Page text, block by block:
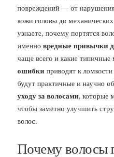
ПОЖАЛОВАТЬСЯ
повреждений — от
кожи головы до
узнаете, почему портятся
именно вредные привычки
чаще всего и какие типичные
ошибки приводят к
будут практичные и научно
уходу за волосами, которые
чтобы заметно улучшить
волос.
Почему волосы